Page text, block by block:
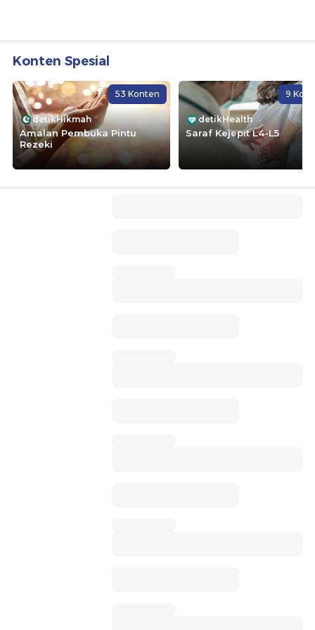
Konten Spesial
53 Konten
detikHikmah
Amalan Pembuka Pintu
Rezeki
9
detikHealth
Saraf Kejepit L4-L5